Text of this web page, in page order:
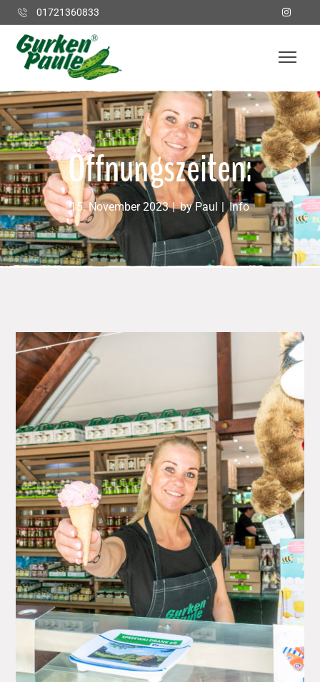
01721360833
Öffnungszeiten:
15. November 2023 byPaul Info